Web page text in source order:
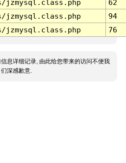
jzmysql.class.php
62
jzmysql.class.php
94
jzmysql.class.php 76
息详细记录, 由此给您带来的访问不便我
们深感歉意.